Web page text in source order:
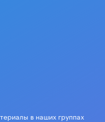
в наших группах